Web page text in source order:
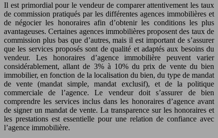
Il est primordial pour le vendeur de comparer attentivement les taux
de commission pratiqués par les différentes agences immobilières et
de négocier les honoraires afin d’obtenir les conditions les plus
avantageuses. Certaines agences immobilières proposent des taux de
commission plus bas que d’autres, mais il est important de s’assurer
que les services proposés sont de qualité et adaptés aux besoins du
vendeur. Les honoraires d’agence immobilière peuvent varier
considérablement, allant de 3% à 10% du prix de vente du bien
immobilier, en fonction de la localisation du bien, du type de mandat
de vente (mandat simple, mandat exclusif), et de la politique
commerciale de l’agence. Le vendeur doit s’assurer de bien
comprendre les services inclus dans les honoraires d’agence avant
de signer un mandat de vente. La transparence sur les honoraires et
les prestations est essentielle pour une relation de confiance avec
l’agence immobilière.